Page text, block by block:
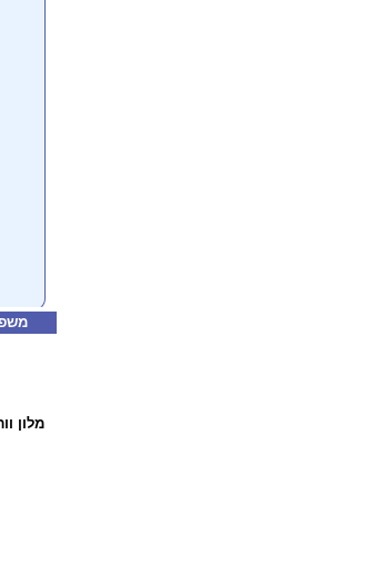
משפחות /
מלון